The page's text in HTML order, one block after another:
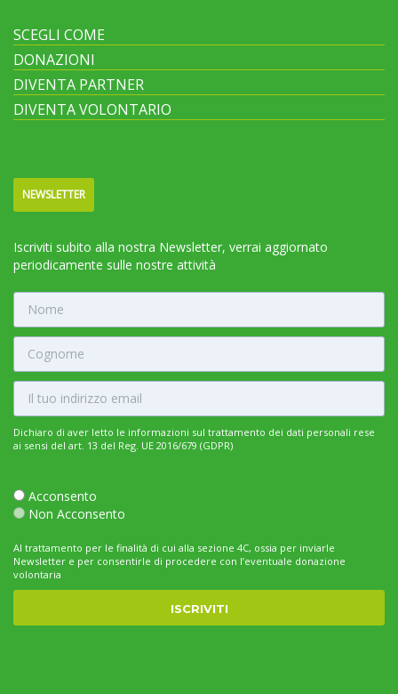
SCEGLI COME
DONAZIONI
DIVENTA PARTNER
DIVENTA VOLONTARIO
NEWSLETTER
Iscriviti subito alla nostra Newsletter, verrai aggiornato
periodicamente sulle nostre attività
Dichiaro di aver letto le informazioni sul trattamento dei dati personali rese
ai sensi del art. 13 del Reg. UE 2016/679 (GDPR)
Acconsento
Non Acconsento
Al trattamento per le finalità di cui alla sezione 4C, ossia per inviarle
Newsletter e per consentirle di procedere con l’eventuale donazione
volontaria